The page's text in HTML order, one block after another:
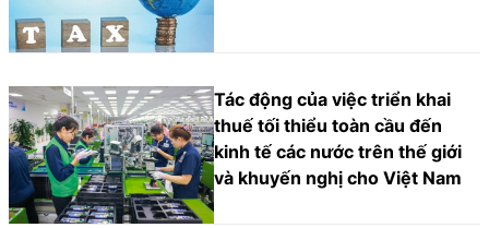
Tác động của việc triển khai
thuế tối thiểu toàn cầu đến
kinh tế các nước trên thế giới
và khuyến nghị cho Việt Nam